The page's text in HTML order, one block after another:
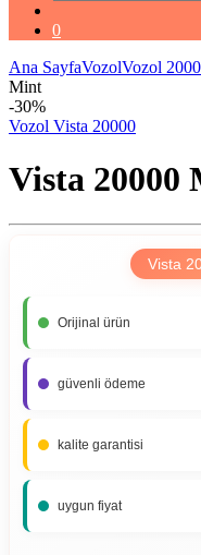
0
Ana SayfaVozolVozol
Mint
-30%
Vozol Vista 20000
Vista
Vista
Orijinal ürün
güvenli ödeme
kalite garantisi
uygun fiyat